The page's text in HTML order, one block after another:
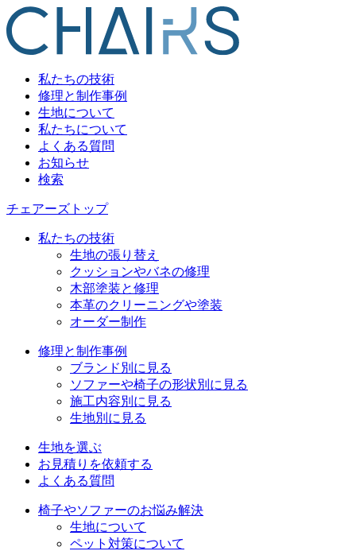
私たちの技術
修理と制作事例
生地について
私たちについて
よくある質問
お知らせ
検索
チェアーズトップ
私たちの技術
生地の張り替え
クッションやバネの修理
木部塗装と修理
本革のクリーニングや塗装
オーダー制作
修理と制作事例
ブランド別に見る
ソファーや椅子の形状別に見る
施工内容別に見る
生地別に見る
生地を選ぶ
お見積りを依頼する
よくある質問
椅子やソファーのお悩み解決
生地について
ペット対策について